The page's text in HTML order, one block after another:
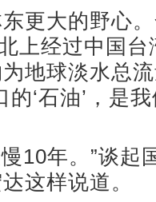
大的野心。
上经过中国
地球淡水总
的‘石油’，是
年。”谈起
这样说道。